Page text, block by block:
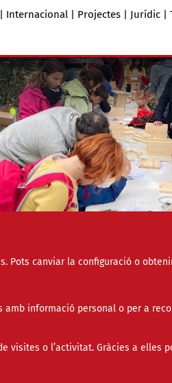
Pots canviar la configuració o
informació personal o per a
visites o l’activitat. Gràcies a
| Internacional | Projectes | Jurídic |
ambientals a Can